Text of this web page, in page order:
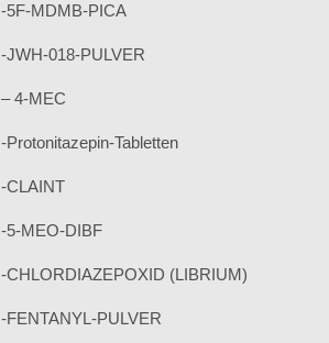
-5F-MDMB-PICA
-JWH-018-PULVER
– 4-MEC
-Protonitazepin-Tabletten
-CLAINT
-5-MEO-DIBF
-CHLORDIAZEPOXID (LIBRIUM)
-FENTANYL-PULVER